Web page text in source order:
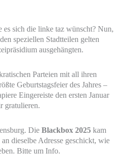
sich die linke taz wünscht? Nun,
speziellen Stadtteilen gelten
ausgehängten.
Parteien mit all ihren
Geburtstagsfeier des Jahres –
Eingereiste den ersten Januar
gratulieren.
Die Blackbox 2025 kam
dieselbe Adresse geschickt, wie
Bitte um Info.